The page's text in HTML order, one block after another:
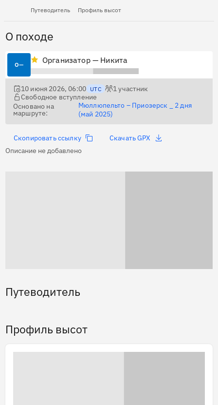
Путеводитель Профиль высот
О походе
О— Организатор — Никита
10 июня 2026, 06:00 UTC 1участник
Свободное вступление
Основано на
маршруте:
Мюллюпельто – Приозерск _ 2 дня
(май 2025)
Скопировать ссылку
Скачать GPX
Описание не добавлено
Путеводитель
Профиль высот